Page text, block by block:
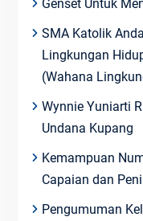
Genset Untuk
SMA Katolik
Lingkungan
(Wahana
Wynnie Yuniarti
Undana Kupang
Kemampuan
Capaian dan
Pengumuman